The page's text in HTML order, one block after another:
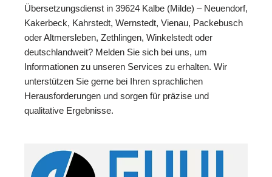
Übersetzungsdienst in 39624 Kalbe (Milde) – Neuendorf,
Kakerbeck, Kahrstedt, Wernstedt, Vienau, Packebusch
oder Altmersleben, Zethlingen, Winkelstedt oder
deutschlandweit? Melden Sie sich bei uns, um
Informationen zu unseren Services zu erhalten. Wir
unterstützen Sie gerne bei Ihren sprachlichen
Herausforderungen und sorgen für präzise und
qualitative Ergebnisse.